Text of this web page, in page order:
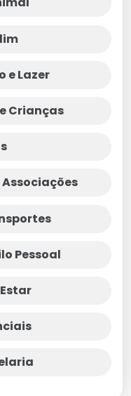
e Lazer
Crianças
Pessoal